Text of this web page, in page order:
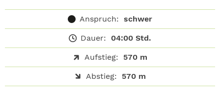
Anspruch: schwer
Dauer: 04:00 Std.
Aufstieg: 570 m
Abstieg: 570 m
SHOP